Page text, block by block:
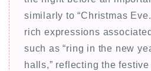
similarly to “Christmas
rich expressions
such as “ring in the new
halls,” reflecting the